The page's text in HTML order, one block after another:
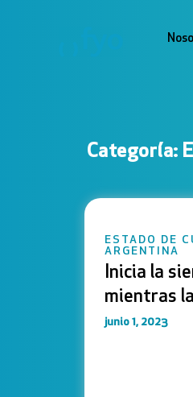
Categoría:
ESTADO DE
ARGENTINA
Inicia la
mientras
transita su
junio 1, 2023